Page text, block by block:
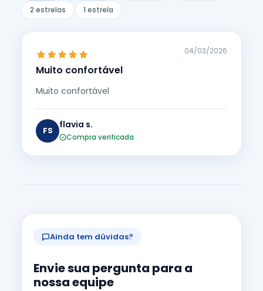
2 estrelas
1 estrela
Muito confortável
04/03/2026
Muito confortável
FS
flavia s.
Compra verificada
Ainda tem dúvidas?
Envie sua pergunta para a
nossa equipe